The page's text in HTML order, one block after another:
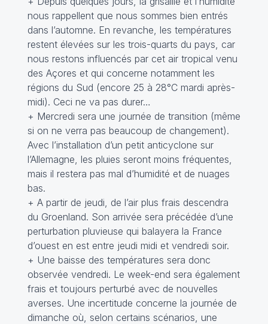
nous rappellent que nous sommes bien entrés
dans l’automne. En revanche, les températures
restent élevées sur les trois-quarts du pays, car
nous restons influencés par cet air tropical venu
des Açores et qui concerne notamment les
régions du Sud (encore 25 à 28°C mardi après-
midi). Ceci ne va pas durer…
+ Mercredi sera une journée de transition (même
si on ne verra pas beaucoup de changement).
Avec l’installation d’un petit anticyclone sur
l’Allemagne, les pluies seront moins fréquentes,
mais il restera pas mal d’humidité et de nuages
bas.
+ A partir de jeudi, de l’air plus frais descendra
du Groenland. Son arrivée sera précédée d’une
perturbation pluvieuse qui balayera la France
d’ouest en est entre jeudi midi et vendredi soir.
+ Une baisse des températures sera donc
observée vendredi. Le week-end sera également
frais et toujours perturbé avec de nouvelles
averses. Une incertitude concerne la journée de
dimanche où, selon certains scénarios, une